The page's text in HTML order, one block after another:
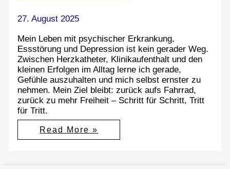
27. August 2025
Mein Leben mit psychischer Erkrankung,
Essstörung und Depression ist kein gerader Weg.
Zwischen Herzkatheter, Klinikaufenthalt und den
kleinen Erfolgen im Alltag lerne ich gerade,
Gefühle auszuhalten und mich selbst ernster zu
nehmen. Mein Ziel bleibt: zurück aufs Fahrrad,
zurück zu mehr Freiheit – Schritt für Schritt, Tritt
für Tritt.
Lebenszeichen
Read More »